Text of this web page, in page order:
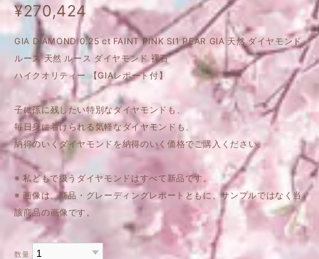
¥270,424
GIA DIAMOND 0.25 ct FAINT PINK SI1 PEAR GIA 天然 ダイヤモンド
ルース 天然 ルース ダイヤモンド 裸石
ハイクオリティー 【GIAレポート付】
子に孫に残したい特別なダイヤモンドも、
毎日身に着けられる気軽なダイヤモンドも、
納得のいくダイヤモンドを納得のいく価格でご購入ください。
※ 私どもで扱うダイヤモンドはすべて新品です。
※ 画像は、商品・グレーディングレポートともに、サンプルではなく当
該商品の画像です。
数量